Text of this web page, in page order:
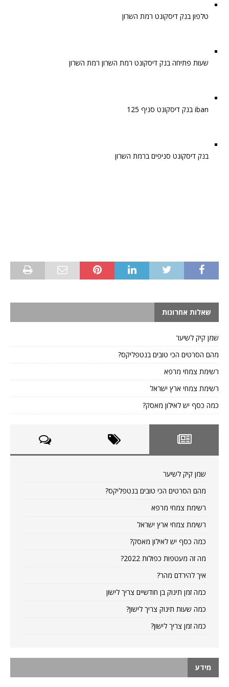
טלפון בנק דיסקונט רמת השרון
שעות פתיחה בנק דיסקונט רמת השרון רמת השרון
iban בנק דיסקונט סניף 125
בנק דיסקונט סניפים ברמת השרון
שאלות אחרונות
שמן קיק לשיער
מהם הסרטים הכי טובים בנטפליקס?
רשימת צמחי מרפא
רשימת צמחי ארץ ישראל
כמה כסף יש לאילון מאסק?
שמן קיק לשיער
מהם הסרטים הכי טובים בנטפליקס?
רשימת צמחי מרפא
רשימת צמחי ארץ ישראל
כמה כסף יש לאילון מאסק?
מה זה מעטפות כפולות 2022?
איך להירדם מהר?
כמה זמן תינוק בן חודשיים צריך לישון
כמה שעות תינוק צריך לישון?
כמה זמן צריך לישון?
מידע